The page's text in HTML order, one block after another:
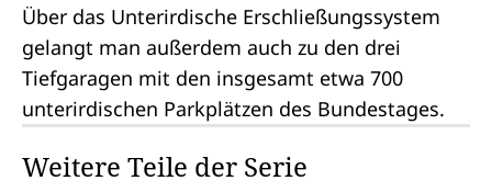
Über das Unterirdische Erschließungssystem
gelangt man außerdem auch zu den drei
Tiefgaragen mit den insgesamt etwa 700
unterirdischen Parkplätzen des Bundestages.
Weitere Teile der Serie